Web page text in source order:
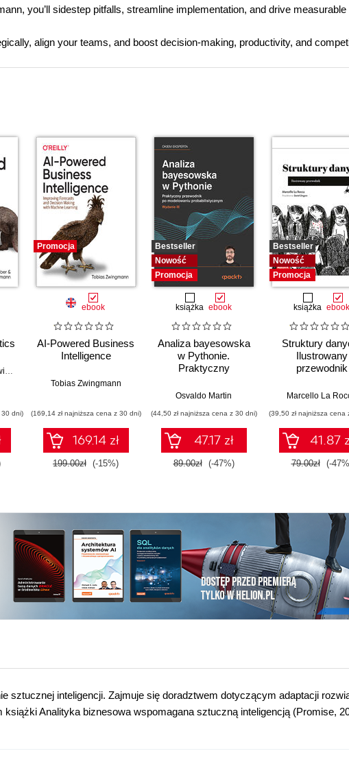
you’ll sidestep pitfalls, streamline implementation, and drive measurable
align your teams, and boost decision-making, productivity, and
30 dni)
Promocja
ebook
AI-Powered Business
Intelligence
Tobias Zwingmann
(169,14 zł najniższa cena z 30 dni)
169.14 zł
199.00zł (-15%)
Bestseller
Nowość
Promocja
książka ebook
Analiza bayesowska
w Pythonie.
Praktyczny
modelowaniu
Wydanie III
Osvaldo Martin
(44,50 zł najniższa cena z 30 dni)
47.17 zł
89.00zł (-47%)
Bestseller
Nowość
Promocja
książka ebook
Struktury
Ilustrowany
przewodnik
Marcello La
(39,50 zł najniższa cena
41.87
79.00zł (-
sztucznej inteligencji. Zajmuje się doradztwem dotyczącym adaptacji
Analityka biznesowa wspomagana sztuczną inteligencją (Promise,